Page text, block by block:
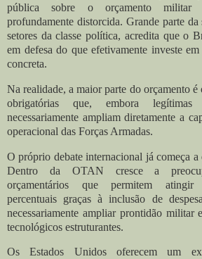
pública sobre o orçamento militar
profundamente distorcida. Grande parte da
setores da classe política, acredita que o
em defesa do que efetivamente investe
concreta.
Na realidade, a maior parte do orçamento é
obrigatórias que, embora
necessariamente ampliam diretamente a
operacional das Forças Armadas.
O próprio debate internacional já começa a
Dentro da OTAN cresce a
orçamentários que permitem atingir
percentuais graças à inclusão de
necessariamente ampliar prontidão militar
tecnológicos estruturantes.
Os Estados Unidos oferecem um